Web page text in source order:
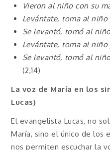
Vieron al niño con su
Levántate, toma al niño
Se levantó, tomó al
Levántate, toma al
Se levantó, tomó al
(2,14)
La voz de María en los
Lucas)
El evangelista Lucas, no
María, sino el único de los
nos permiten escuchar la